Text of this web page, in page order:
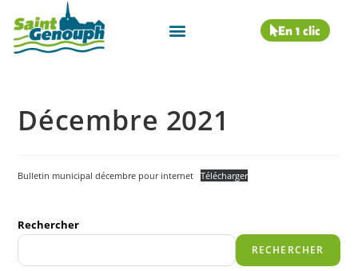
En 1 clic
Décembre 2021
Bulletin municipal décembre pour internet Télécharger
Rechercher
RECHERCHER